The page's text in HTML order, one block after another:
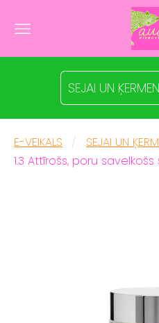
SEJAI UN
E-VEIKALS SEJAI UN
1.3 Attīrošs, poru